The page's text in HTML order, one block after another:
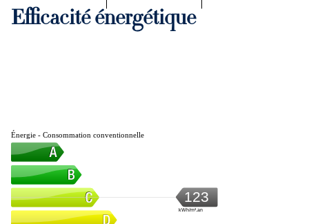
Efficacité énergétique
Énergie - Consommation conventionnelle
123
kWh/m².an